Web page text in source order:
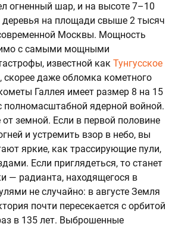
огненный шар, и на высоте 7–10
на площади свыше 2 тысяч
Москвы. Мощность
с самыми мощными
известной как Тунгусское
даже обломка кометного
Галлея имеет размер 8 на 15
ядерной войной.
земной. Если в первой половине
и устремить взор в небо, вы
яркие, как трассирующие пули,
Если приглядеться, то станет
— радианта, находящегося в
не случайно: в августе Земля
почти пересекается с орбитой
в 135 лет. Выброшенные